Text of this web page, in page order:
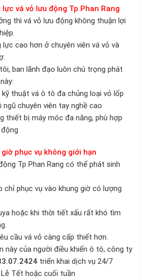
vá vỏ lưu động Tp Phan Rang
thì vá vỏ lưu động không thuận lợi
lực cao hơn ở chuyên viên vá vỏ và
ban lãnh đạo luôn chú trọng phát
thuật vá ô tô đa chủng loại vỏ lốp
chuyên viên tay nghề cao
bị máy móc đa năng, phù hợp
phục vụ không giới hạn
Tp Phan Rang có thể phát sinh
chỉ phục vụ vào khung giờ có lượng
hoặc khi thời tiết xấu rất khó tìm
cầu vá vỏ càng cấp thiết hơn.
này của người điều khiển ô tô, công ty
triển khai dịch vụ 24/7
Tết hoặc cuối tuần